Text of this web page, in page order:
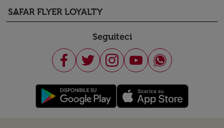
SAFAR FLYER LOYALTY
keyboard_arrow_down
Seguiteci